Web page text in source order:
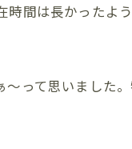
間は長かったよ
って思いました